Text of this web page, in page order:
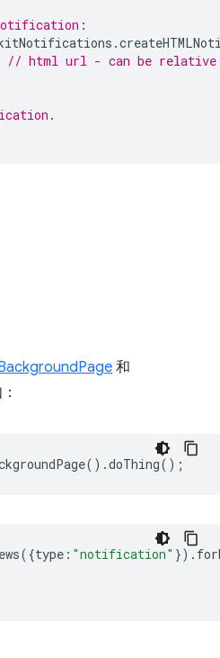
.
// html url - can be relative
和
().doThing();
({type : "notification" }).